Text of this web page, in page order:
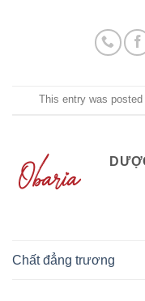
This entry was posted
Chất đẳng trương